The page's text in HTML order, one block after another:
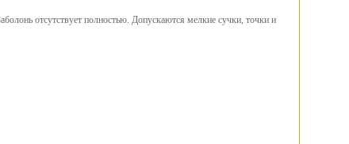
отсутствует полностью. Допускаются мелкие сучки, точки и